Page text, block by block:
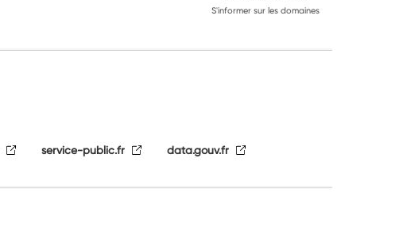
S'informer sur les domaines
service-public.fr data.gouv.fr